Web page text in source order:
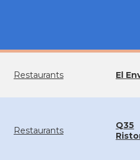
Restaurants El
Restaurants
Q35